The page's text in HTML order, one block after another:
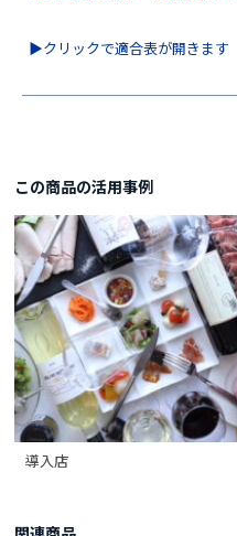
▶︎クリックで適合表が開きます
この商品の活用事例
導入店